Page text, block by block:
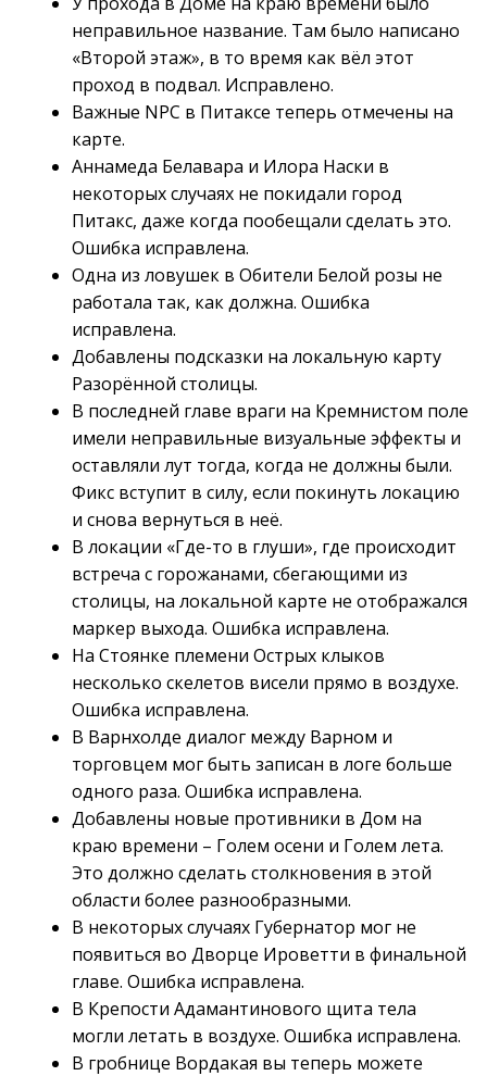
неправильное название. Там было написано
«Второй этаж», в то время как вёл этот
проход в подвал. Исправлено.
Важные NPC в Питаксе теперь отмечены на
карте.
Аннамеда Белавара и Илора Наски в
некоторых случаях не покидали город
Питакс, даже когда пообещали сделать это.
Ошибка исправлена.
Одна из ловушек в Обители Белой розы не
работала так, как должна. Ошибка
исправлена.
Добавлены подсказки на локальную карту
Разорённой столицы.
В последней главе враги на Кремнистом поле
имели неправильные визуальные эффекты и
оставляли лут тогда, когда не должны были.
Фикс вступит в силу, если покинуть локацию
и снова вернуться в неё.
В локации «Где-то в глуши», где происходит
встреча с горожанами, сбегающими из
столицы, на локальной карте не отображался
маркер выхода. Ошибка исправлена.
На Стоянке племени Острых клыков
несколько скелетов висели прямо в воздухе.
Ошибка исправлена.
В Варнхолде диалог между Варном и
торговцем мог быть записан в логе больше
одного раза. Ошибка исправлена.
Добавлены новые противники в Дом на
краю времени – Голем осени и Голем лета.
Это должно сделать столкновения в этой
области более разнообразными.
В некоторых случаях Губернатор мог не
появиться во Дворце Ироветти в финальной
главе. Ошибка исправлена.
В Крепости Адамантинового щита тела
могли летать в воздухе. Ошибка исправлена.
В гробнице Вордакая вы теперь можете